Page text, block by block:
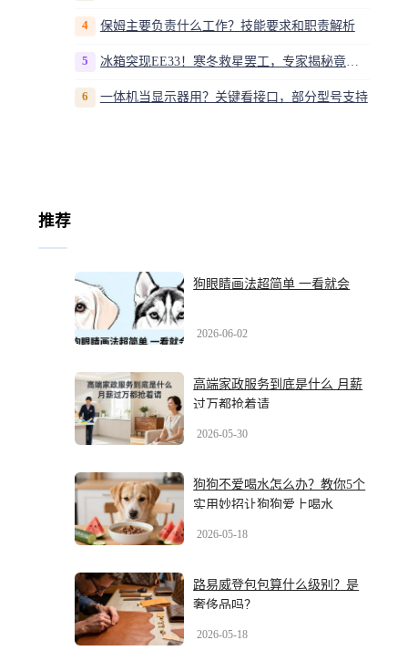
4 保姆主要负责什么工作？技能要求和职责解析
5 冰箱突现EE33！寒冬救星罢工，专家揭秘竟是无解故障？
6 一体机当显示器用？关键看接口，部分型号支持
推荐
狗眼睛画法超简单 一看就会
2026-06-02
高端家政服务到底是什么 月薪
过万都抢着请
2026-05-30
狗狗不爱喝水怎么办？教你5个
实用妙招让狗狗爱上喝水
2026-05-18
路易威登包包算什么级别？是
奢侈品吗？
2026-05-18